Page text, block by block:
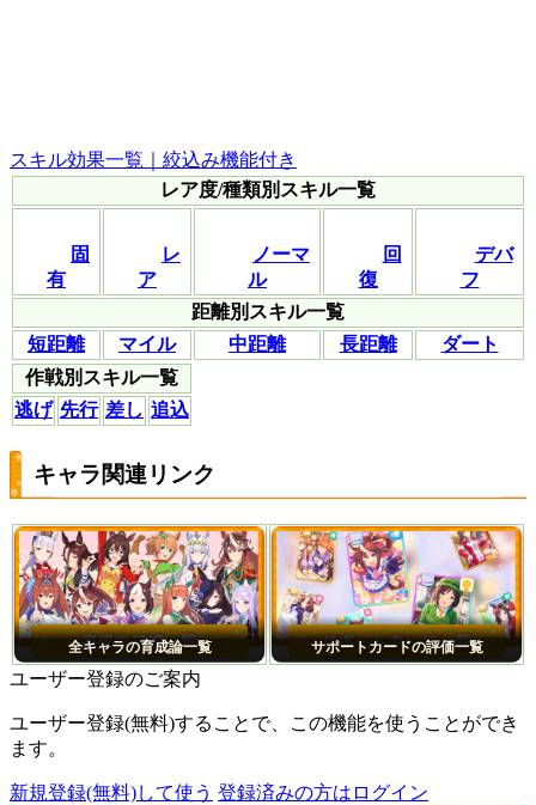
スキル効果一覧｜絞込み機能付き
レア度/種類別スキル一覧
固
有
レ
ア
ノーマ
ル
回
復
デバ
フ
距離別スキル一覧
短距離
マイル 中距離 長距離
ダート
作戦別スキル一覧
逃げ 先行 差し 追込
キャラ関連リンク
全キャラの育成論一覧 サポートカードの評価一覧
ユーザー登録のご案内
ユーザー登録(無料)することで、この機能を使うことができ
ます。
新規登録(無料)して使う 登録済みの方はログイン